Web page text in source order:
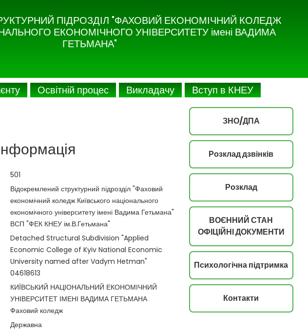
ПІДРОЗДІЛ "ФАХОВИЙ ЕКОНОМІЧНИЙ КОЛЕДЖ
ЕКОНОМІЧНОГО УНІВЕРСИТЕТУ імені ВАДИМА
ГЕТЬМАНА"
Освітній процес Викладачу Вступ в КНЕУ
501
Відокремлений структурний підрозділ "Фаховий
економічний коледж Київського національного
економічного університету імені Вадима Гетьмана"
ВСП "ФЕК КНЕУ ім.В.Гетьмана"
Detached Structural Subdivision "Applied
Economic College of Kyiv National Economic
University named after Vadym Hetman"
04618613
КИЇВСЬКИЙ НАЦІОНАЛЬНИЙ ЕКОНОМІЧНИЙ
УНІВЕРСИТЕТ ІМЕНІ ВАДИМА ГЕТЬМАНА
Фаховий коледж
Державна
ЗНО/ДПА
Розклад дзвінків
Розклад
ВОЄННИЙ СТАН
ОФІЦІЙНІ ДОКУМЕНТИ
Психологічна підтримка
Контакти